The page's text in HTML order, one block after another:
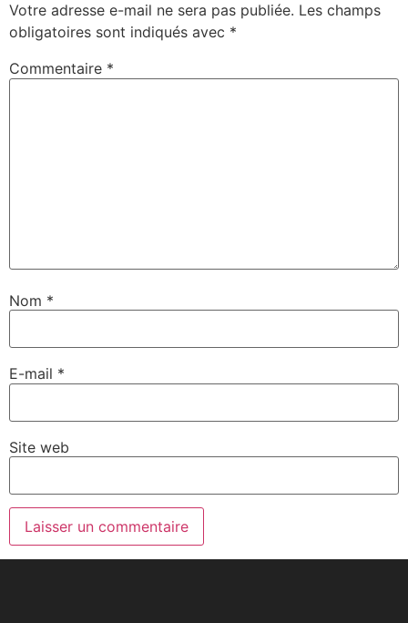
Votre adresse e-mail ne sera pas publiée. Les champs
obligatoires sont indiqués avec *
Commentaire *
Nom *
E-mail *
Site web